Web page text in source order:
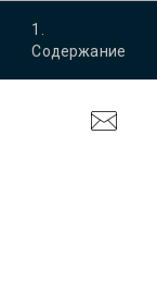
1
Содержание